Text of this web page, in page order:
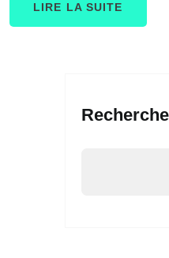
LIRE LA SUITE
Recherche